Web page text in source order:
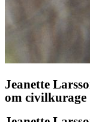
Jeanette
om civilkurage